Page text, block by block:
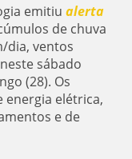
emitiualerta
de chuva
dia, ventos
sábado
(28). Os
energia elétrica,
e de